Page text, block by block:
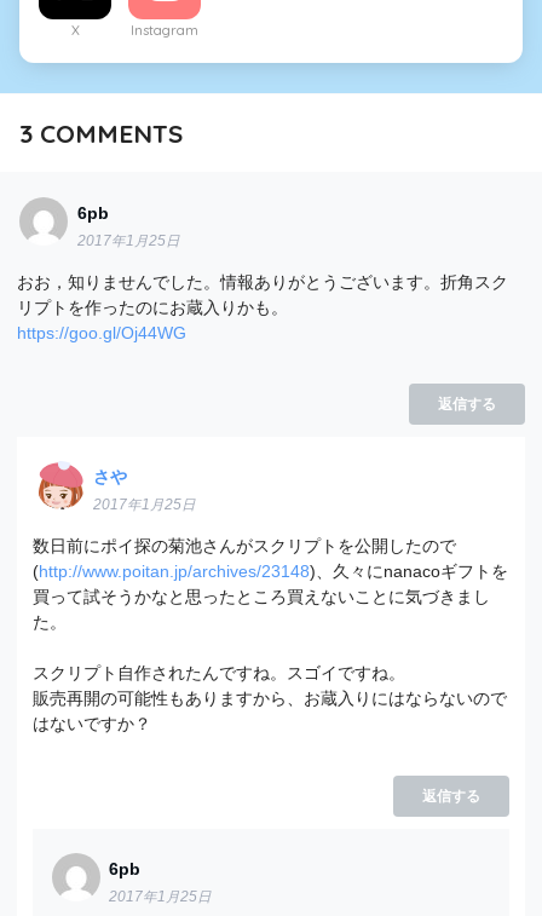
X Instagram
3COMMENTS
6pb
2017年1月25日
おお，知りませんでした。情報ありがとうございます。折角スク
リプトを作ったのにお蔵入りかも。
https://goo.gl/Oj44WG
返信する
さや
2017年1月25日
数日前にポイ探の菊池さんがスクリプトを公開したので
(http://www.poitan.jp/archives/23148)、久々にnanacoギフトを
買って試そうかなと思ったところ買えないことに気づきまし
た。
スクリプト自作されたんですね。スゴイですね。
販売再開の可能性もありますから、お蔵入りにはならないので
はないですか？
返信する
6pb
2017年1月25日